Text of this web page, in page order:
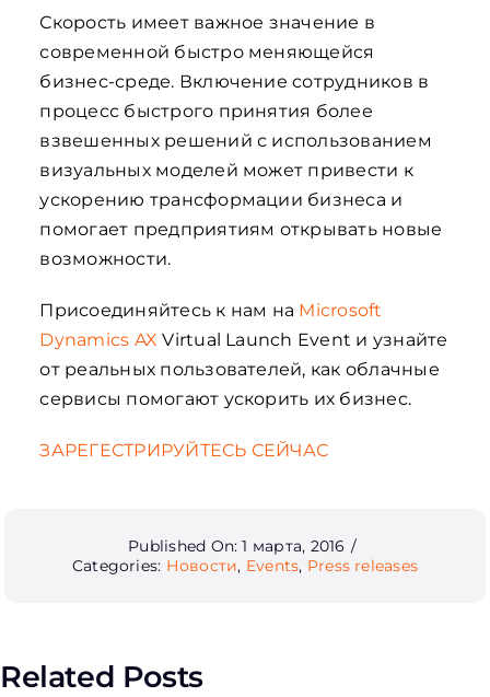
Скорость имеет важное значение в
современной быстро меняющейся
бизнес-среде. Включение сотрудников в
процесс быстрого принятия более
взвешенных решений с использованием
визуальных моделей может привести к
ускорению трансформации бизнеса и
помогает предприятиям открывать новые
возможности.
Присоединяйтесь к нам на Microsoft
Dynamics AX Virtual Launch Event и узнайте
от реальных пользователей, как облачные
сервисы помогают ускорить их бизнес.
ЗАРЕГЕСТРИРУЙТЕСЬ СЕЙЧАС
Published On: 1 марта, 2016 /
Categories: Новости, Events, Press releases
Related Posts